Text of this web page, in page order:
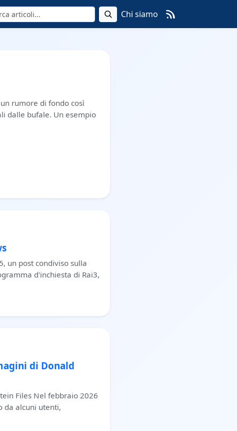
Chi siamo
rumore di fondo così
dalle bufale. Un esempio
un post condiviso sulla
d'inchiesta di Rai3,
di Donald
Files Nel febbraio 2026
da alcuni utenti,